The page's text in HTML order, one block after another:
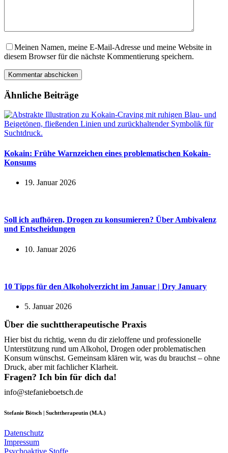
Meinen Namen, meine E-Mail-Adresse und meine Website in
diesem Browser für die nächste Kommentierung speichern.
Kommentar abschicken
Ähnliche Beiträge
Kokain: Frühe Warnzeichen eines problematischen Kokain-
Konsums
19. Januar 2026
Soll ich aufhören, Drogen zu konsumieren? Über Ambivalenz
und Entscheidungen
10. Januar 2026
10 Tipps für den Alkoholverzicht im Januar | Dry January
5. Januar 2026
Über die suchttherapeutische Praxis
Hier bist du richtig, wenn du dir zieloffene und professionelle
Unterstützung rund um Alkohol, Drogen oder problematischen
Konsum wünschst. Gemeinsam klären wir, was du brauchst – ohne
Druck, aber mit fachlicher Klarheit.
Fragen? Ich bin für dich da!
info@stefanieboetsch.de
Stefanie Bötsch | Suchttherapeutin (M.A.)
Datenschutz
Impressum
Psychoaktive Stoffe